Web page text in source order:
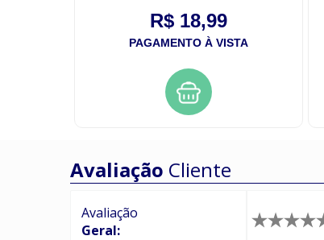
R$ 18,99
PAGAMENTO À VISTA
Avaliação Cliente
Avaliação
Geral: